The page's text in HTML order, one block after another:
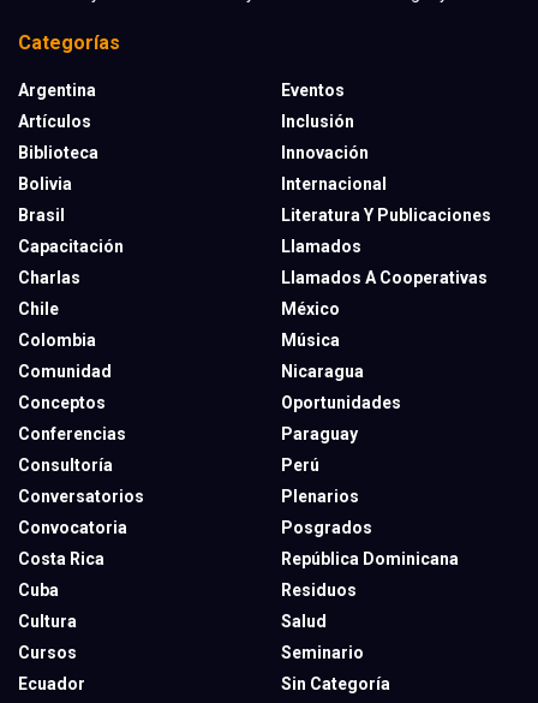
Categorías
Argentina
Artículos
Biblioteca
Bolivia
Brasil
Capacitación
Charlas
Chile
Colombia
Comunidad
Conceptos
Conferencias
Consultoría
Conversatorios
Convocatoria
Costa Rica
Cuba
Cultura
Cursos
Ecuador
Eventos
Inclusión
Innovación
Internacional
Literatura Y Publicaciones
Llamados
Llamados A Cooperativas
México
Música
Nicaragua
Oportunidades
Paraguay
Perú
Plenarios
Posgrados
República Dominicana
Residuos
Salud
Seminario
Sin Categoría